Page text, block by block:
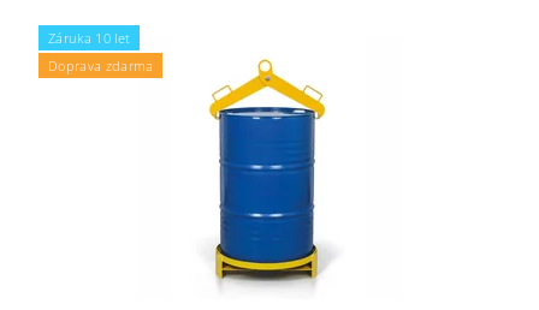
Záruka 10 let
Doprava zdarma